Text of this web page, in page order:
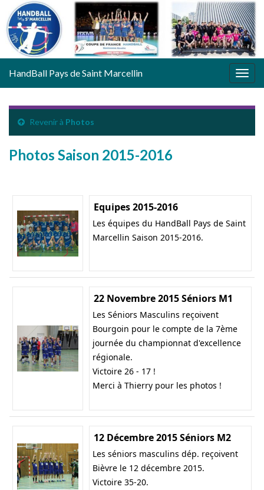
HandBall Pays de Saint Marcellin
Revenir à Photos
Photos Saison 2015-2016
Equipes 2015-2016
Les équipes du HandBall Pays de Saint
Marcellin Saison 2015-2016.
22 Novembre 2015 Séniors M1
Les Séniors Masculins reçoivent
Bourgoin pour le compte de la 7ème
journée du championnat d'excellence
régionale.
Victoire 26 - 17 !
Merci à Thierry pour les photos !
12 Décembre 2015 Séniors M2
Les séniors masculins dép. reçoivent
Bièvre le 12 décembre 2015.
Victoire 35-20.